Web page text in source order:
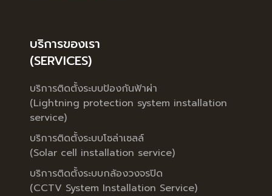
บริการของเรา
(SERVICES)
บริการติดตั้งระบบป้องกันฟ้าผ่า
(Lightning protection system installation
service)
บริการติดตั้งระบบโซล่าเซลล์
(Solar cell installation service)
บริการติดตั้งระบบกล้องวงจรปิด
(CCTV System Installation Service)